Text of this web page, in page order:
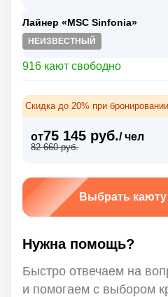
Лайнер «MSC Sinfonia»
НЕИЗВЕСТНЫЙ
916 кают свободно
Скидка до 20% при
от75 145 руб./ чел
82 660 руб.
Выбрать каюту
Нужна помощь?
Быстро отвечаем на
и помогаем с выбором